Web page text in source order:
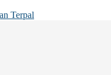
Terpal